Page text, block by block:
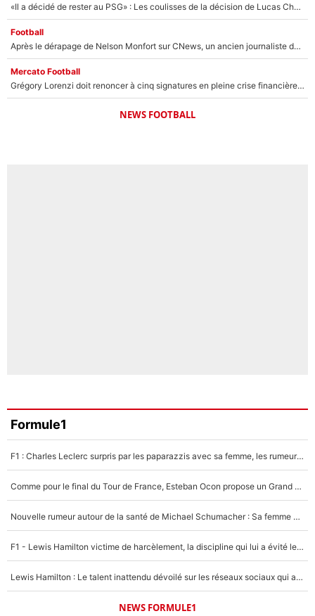
«Il a décidé de rester au PSG» : Les coulisses de la décision de Lucas Chevalier pour son transfert
Football
Après le dérapage de Nelson Monfort sur CNews, un ancien journaliste de France Télévisions relance la polémique sur les incendies en Gironde
Mercato Football
Grégory Lorenzi doit renoncer à cinq signatures en pleine crise financière : L’IA propose sept noms à l’OM pour un mercato réussi... à seulement 5M€ !
NEWS FOOTBALL
Formule1
F1 : Charles Leclerc surpris par les paparazzis avec sa femme, les rumeurs étaient vraies !
Comme pour le final du Tour de France, Esteban Ocon propose un Grand Prix de Formule 1 à Paris : «Autour de l’Arc de Triomphe, ce serait génial» !
Nouvelle rumeur autour de la santé de Michael Schumacher : Sa femme Corinna sort du silence
F1 - Lewis Hamilton victime de harcèlement, la discipline qui lui a évité le pire : «J'aurais probablement mal tourné»
Lewis Hamilton : Le talent inattendu dévoilé sur les réseaux sociaux qui a impressionné Kim Kardashian pendant leurs vacances en amoureux !
NEWS FORMULE1